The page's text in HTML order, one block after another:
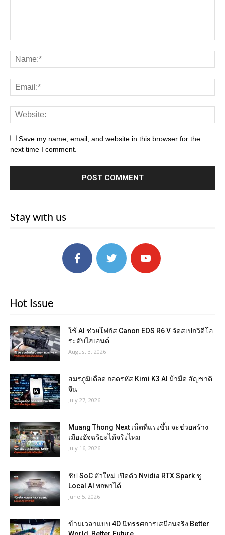
Save my name, email, and website in this browser for the
next time I comment.
Stay with us
Hot Issue
ใช้ AI ช่วยโฟกัส Canon EOS R6 V จัดสเปกวิดีโอ
ระดับไฮเอนด์
August 3, 2026
สมรภูมิเดือด ถอดรหัส Kimi K3 AI ม้ามืด สัญชาติ
จีน
July 27, 2026
Muang Thong Next เน็ตที่แรงขึ้น จะช่วยสร้าง
เมืองอัจฉริยะได้จริงไหม
July 16, 2026
ชิป SoC ตัวใหม่ เปิดตัว Nvidia RTX Spark ชู
Local AI พกพาได้
June 5, 2026
ข้ามเวลาแบบ 4D นิทรรศการเสมือนจริง Better